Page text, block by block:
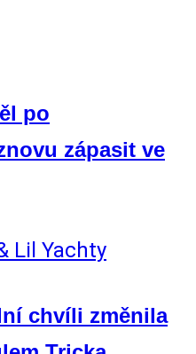
po
zápasit ve
chvíli změnila